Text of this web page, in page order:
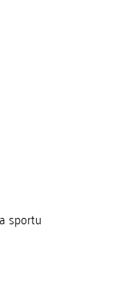
sportu